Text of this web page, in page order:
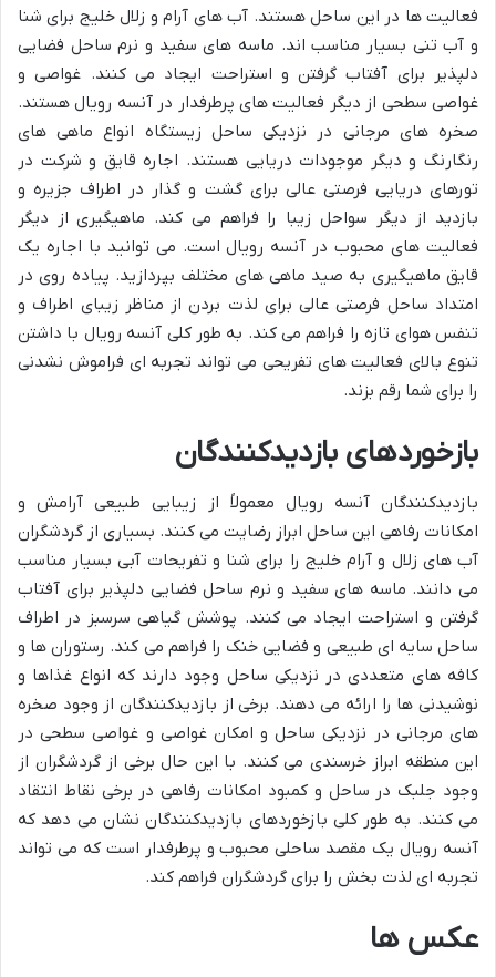
فعالیت ها در این ساحل هستند. آب های آرام و زلال خلیج برای شنا
و آب تنی بسیار مناسب اند. ماسه های سفید و نرم ساحل فضایی
دلپذیر برای آفتاب گرفتن و استراحت ایجاد می کنند. غواصی و
غواصی سطحی از دیگر فعالیت های پرطرفدار در آنسه رویال هستند.
صخره های مرجانی در نزدیکی ساحل زیستگاه انواع ماهی های
رنگارنگ و دیگر موجودات دریایی هستند. اجاره قایق و شرکت در
تورهای دریایی فرصتی عالی برای گشت و گذار در اطراف جزیره و
بازدید از دیگر سواحل زیبا را فراهم می کند. ماهیگیری از دیگر
فعالیت های محبوب در آنسه رویال است. می توانید با اجاره یک
قایق ماهیگیری به صید ماهی های مختلف بپردازید. پیاده روی در
امتداد ساحل فرصتی عالی برای لذت بردن از مناظر زیبای اطراف و
تنفس هوای تازه را فراهم می کند. به طور کلی آنسه رویال با داشتن
تنوع بالای فعالیت های تفریحی می تواند تجربه ای فراموش نشدنی
را برای شما رقم بزند.
بازخوردهای بازدیدکنندگان
بازدیدکنندگان آنسه رویال معمولاً از زیبایی طبیعی آرامش و
امکانات رفاهی این ساحل ابراز رضایت می کنند. بسیاری از گردشگران
آب های زلال و آرام خلیج را برای شنا و تفریحات آبی بسیار مناسب
می دانند. ماسه های سفید و نرم ساحل فضایی دلپذیر برای آفتاب
گرفتن و استراحت ایجاد می کنند. پوشش گیاهی سرسبز در اطراف
ساحل سایه ای طبیعی و فضایی خنک را فراهم می کند. رستوران ها و
کافه های متعددی در نزدیکی ساحل وجود دارند که انواع غذاها و
نوشیدنی ها را ارائه می دهند. برخی از بازدیدکنندگان از وجود صخره
های مرجانی در نزدیکی ساحل و امکان غواصی و غواصی سطحی در
این منطقه ابراز خرسندی می کنند. با این حال برخی از گردشگران از
وجود جلبک در ساحل و کمبود امکانات رفاهی در برخی نقاط انتقاد
می کنند. به طور کلی بازخوردهای بازدیدکنندگان نشان می دهد که
آنسه رویال یک مقصد ساحلی محبوب و پرطرفدار است که می تواند
تجربه ای لذت بخش را برای گردشگران فراهم کند.
عکس ها